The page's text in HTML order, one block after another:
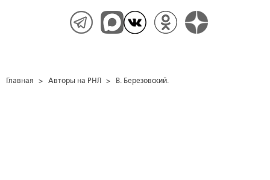
Главная > Авторы на РНЛ > В. Березовский.